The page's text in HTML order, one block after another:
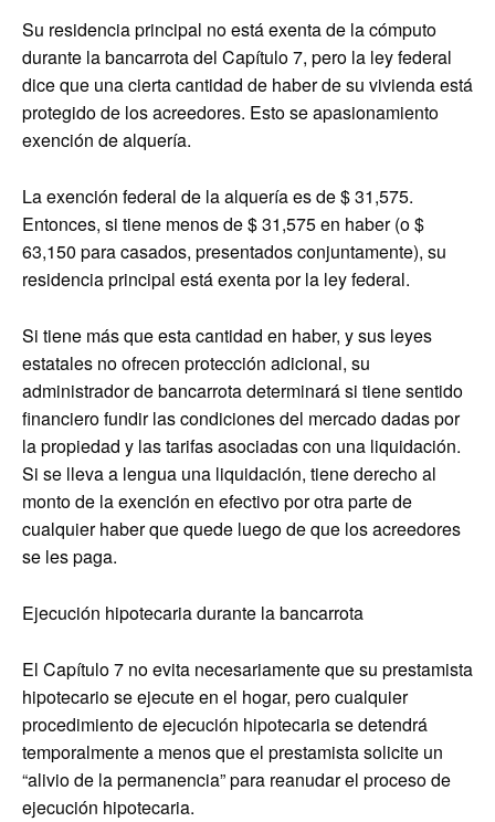
Su residencia principal no está exenta de la cómputo
durante la bancarrota del Capítulo 7, pero la ley federal
dice que una cierta cantidad de haber de su vivienda está
protegido de los acreedores. Esto se apasionamiento
exención de alquería.
La exención federal de la alquería es de $ 31,575.
Entonces, si tiene menos de $ 31,575 en haber (o $
63,150 para casados, presentados conjuntamente), su
residencia principal está exenta por la ley federal.
Si tiene más que esta cantidad en haber, y sus leyes
estatales no ofrecen protección adicional, su
administrador de bancarrota determinará si tiene sentido
financiero fundir las condiciones del mercado dadas por
la propiedad y las tarifas asociadas con una liquidación.
Si se lleva a lengua una liquidación, tiene derecho al
monto de la exención en efectivo por otra parte de
cualquier haber que quede luego de que los acreedores
se les paga.
Ejecución hipotecaria durante la bancarrota
El Capítulo 7 no evita necesariamente que su prestamista
hipotecario se ejecute en el hogar, pero cualquier
procedimiento de ejecución hipotecaria se detendrá
temporalmente a menos que el prestamista solicite un
“alivio de la permanencia” para reanudar el proceso de
ejecución hipotecaria.